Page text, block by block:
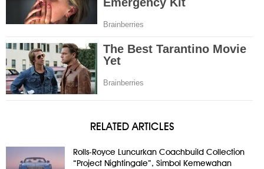
RELATED ARTICLES
Rolls-Royce Luncurkan Coachbuild Collection
“Project Nightingale”, Simbol Kemewahan